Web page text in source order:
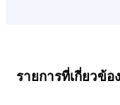
รายการที่เกี่ยวข้อง